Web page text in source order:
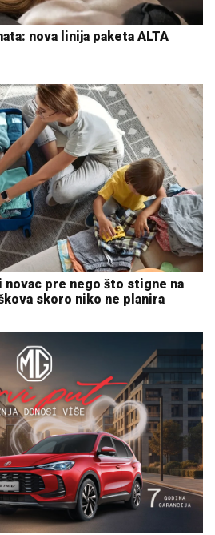
nova linija paketa ALTA
novac pre nego što stigne na
skoro niko ne planira